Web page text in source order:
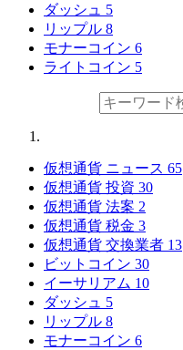
ダッシュ 5
リップル 8
モナーコイン 6
ライトコイン 5
仮想通貨 ニュース 65
仮想通貨 投資 30
仮想通貨 法案 2
仮想通貨 税金 3
仮想通貨 交換業者 13
ビットコイン 30
イーサリアム 10
ダッシュ 5
リップル 8
モナーコイン 6